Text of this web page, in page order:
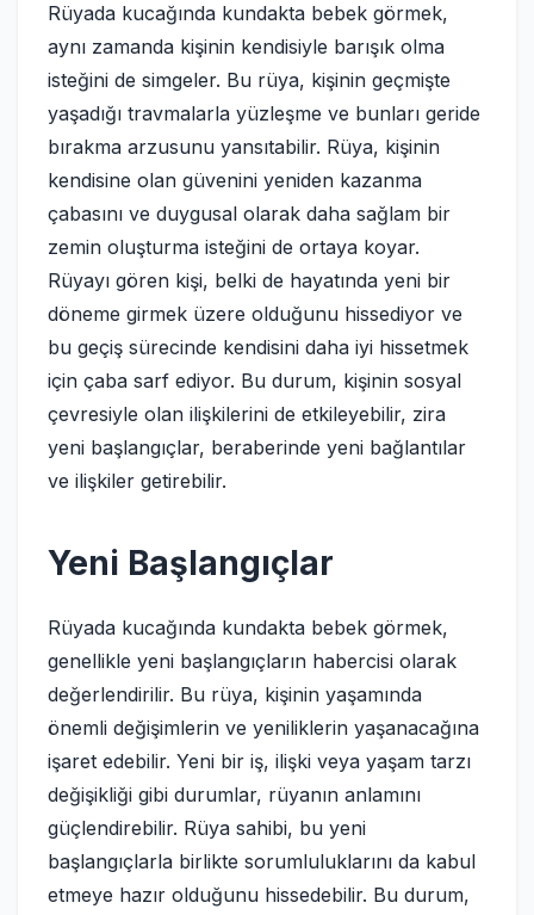
Rüyada kucağında kundakta bebek görmek,
aynı zamanda kişinin kendisiyle barışık olma
isteğini de simgeler. Bu rüya, kişinin geçmişte
yaşadığı travmalarla yüzleşme ve bunları geride
bırakma arzusunu yansıtabilir. Rüya, kişinin
kendisine olan güvenini yeniden kazanma
çabasını ve duygusal olarak daha sağlam bir
zemin oluşturma isteğini de ortaya koyar.
Rüyayı gören kişi, belki de hayatında yeni bir
döneme girmek üzere olduğunu hissediyor ve
bu geçiş sürecinde kendisini daha iyi hissetmek
için çaba sarf ediyor. Bu durum, kişinin sosyal
çevresiyle olan ilişkilerini de etkileyebilir, zira
yeni başlangıçlar, beraberinde yeni bağlantılar
ve ilişkiler getirebilir.
Yeni Başlangıçlar
Rüyada kucağında kundakta bebek görmek,
genellikle yeni başlangıçların habercisi olarak
değerlendirilir. Bu rüya, kişinin yaşamında
önemli değişimlerin ve yeniliklerin yaşanacağına
işaret edebilir. Yeni bir iş, ilişki veya yaşam tarzı
değişikliği gibi durumlar, rüyanın anlamını
güçlendirebilir. Rüya sahibi, bu yeni
başlangıçlarla birlikte sorumluluklarını da kabul
etmeye hazır olduğunu hissedebilir. Bu durum,